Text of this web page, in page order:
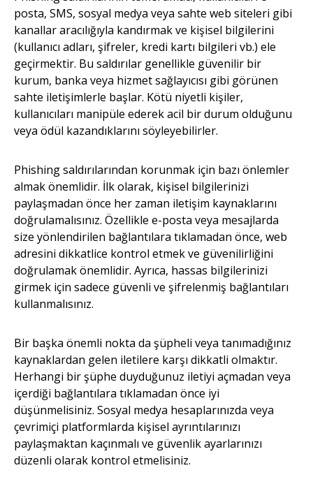
posta, SMS, sosyal medya veya sahte web siteleri gibi
kanallar aracılığıyla kandırmak ve kişisel bilgilerini
(kullanıcı adları, şifreler, kredi kartı bilgileri vb.) ele
geçirmektir. Bu saldırılar genellikle güvenilir bir
kurum, banka veya hizmet sağlayıcısı gibi görünen
sahte iletişimlerle başlar. Kötü niyetli kişiler,
kullanıcıları manipüle ederek acil bir durum olduğunu
veya ödül kazandıklarını söyleyebilirler.
Phishing saldırılarından korunmak için bazı önlemler
almak önemlidir. İlk olarak, kişisel bilgilerinizi
paylaşmadan önce her zaman iletişim kaynaklarını
doğrulamalısınız. Özellikle e-posta veya mesajlarda
size yönlendirilen bağlantılara tıklamadan önce, web
adresini dikkatlice kontrol etmek ve güvenilirliğini
doğrulamak önemlidir. Ayrıca, hassas bilgilerinizi
girmek için sadece güvenli ve şifrelenmiş bağlantıları
kullanmalısınız.
Bir başka önemli nokta da şüpheli veya tanımadığınız
kaynaklardan gelen iletilere karşı dikkatli olmaktır.
Herhangi bir şüphe duyduğunuz iletiyi açmadan veya
içerdiği bağlantılara tıklamadan önce iyi
düşünmelisiniz. Sosyal medya hesaplarınızda veya
çevrimiçi platformlarda kişisel ayrıntılarınızı
paylaşmaktan kaçınmalı ve güvenlik ayarlarınızı
düzenli olarak kontrol etmelisiniz.